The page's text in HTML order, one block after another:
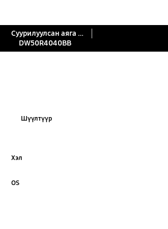
Суурилуулсан аяга таваг угаагч Hygiene 45cm
DW50R4040BB
Шүүлтүүр
Хэл
OS